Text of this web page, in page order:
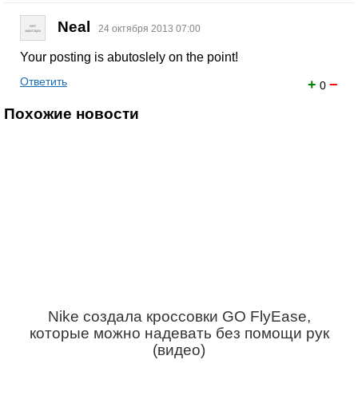
Neal 24 октября 2013 07:00
Your posting is abutoslely on the point!
+ 0 −
Ответить
Похожие новости
Nike создала кроссовки GO FlyEase,
которые можно надевать без помощи рук
(видео)